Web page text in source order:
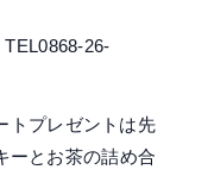
26-
トプレゼントは先
ーとお茶の詰め合